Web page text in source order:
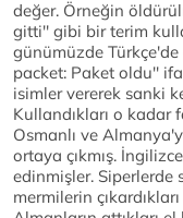
değer. Örneğin
gitti'' gibi bir terim
günümüzde
packet: Paket oldu''
isimler vererek sanki
Kullandıkları o kadar
Osmanlı ve
ortaya çıkmış.
edinmişler. Siperlerde
mermilerin